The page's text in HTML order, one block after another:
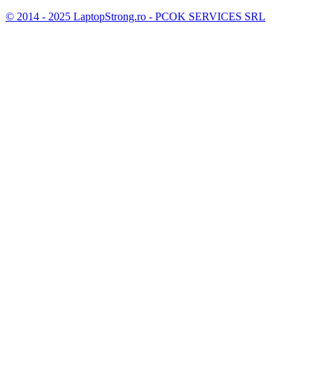
© 2014 - 2025 LaptopStrong.ro - PCOK SERVICES SRL